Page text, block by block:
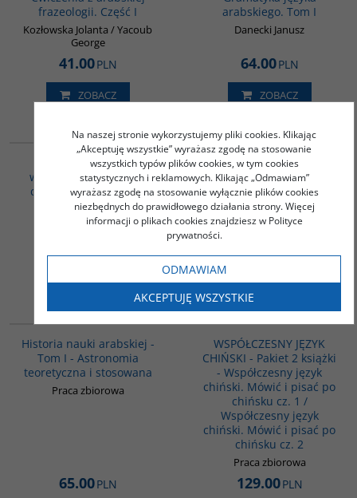
frazeologii. Część I
Kozłowska Jolanta / Yacoub
George
41.00PLN
ZOBACZ
arabskiego. Tom I
Danecki Janusz
64.00PLN
ZOBACZ
G410
Gramatyka
współczesnego języka
chińskiego. Składnia i
semantyka
Zajdler Ewa
Bajki arabskie nie tylko
dla dorosłych
Kass George
G092
Historia nauki arabskiej -
Tom I - Astronomia
teoretyczna i stosowana
Praca zbiorowa
65.00PLN
PAG1091
WSPÓŁCZESNY JĘZYK
CHIŃSKI - Pakiet 2 książki
- Współczesny język
chiński. Mówić i pisać po
chińsku cz. 1 /
Współczesny język
chiński. Mówić i pisać po
chińsku cz. 2
Praca zbiorowa
129.00PLN
Na naszej stronie wykorzystujemy pliki cookies. Klikając
„Akceptuję wszystkie” wyrażasz zgodę na stosowanie
wszystkich typów plików cookies, w tym cookies
statystycznych i reklamowych. Klikając „Odmawiam”
wyrażasz zgodę na stosowanie wyłącznie plików cookies
niezbędnych do prawidłowego działania strony. Więcej
informacji o plikach cookies znajdziesz w Polityce
prywatności.
ODMAWIAM
AKCEPTUJĘ WSZYSTKIE